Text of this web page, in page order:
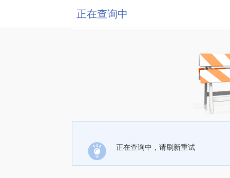
正在查询中
正在查询中，请刷新重试